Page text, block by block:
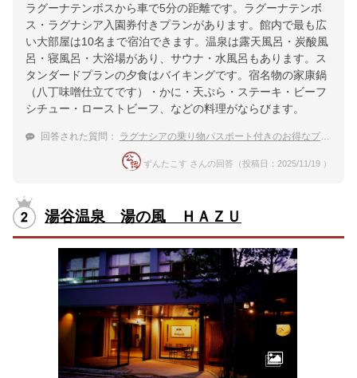
ラグーナテンボスから車で5分の距離です。ラグーナテンボ
ス・ラグナシア入園券付きプランがあります。館内で最も広
い大部屋は10名まで宿泊できます。温泉は露天風呂・炭酸風
呂・寝風呂・大浴場があり、サウナ・水風呂もあります。ス
タンダードプランの夕食はバイキングです。宿名物の家康鍋
（八丁味噌仕立てです）・かに・天ぷら・ステーキ・ビーフ
シチュー・ローストビーフ、などの料理がならびます。
回答された質問： ラグナシアの乗り物パスポート付きのお得なプランのある温泉宿を教えてください
ずんたこす さんの回答（投稿日：2025/11/19 ）
湯谷温泉 湯の風 ＨＡＺＵ